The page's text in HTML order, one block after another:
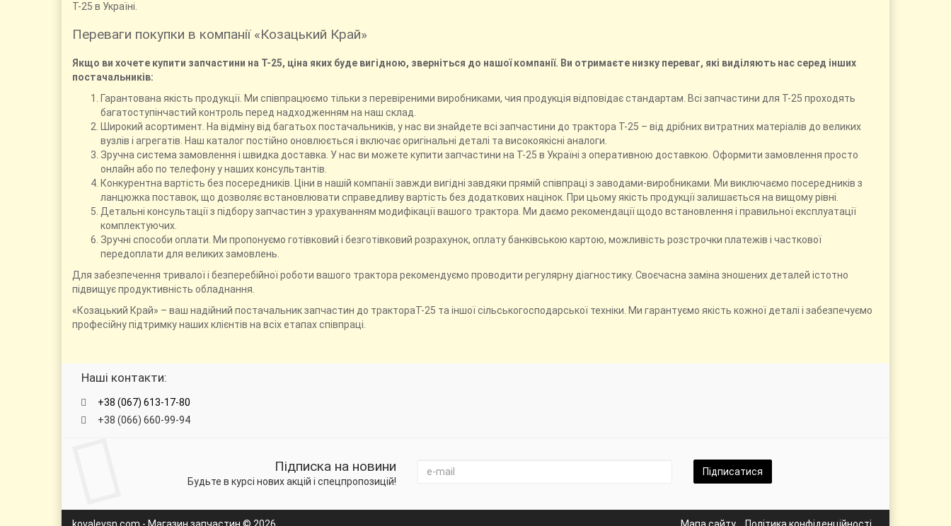
Т-25 в Україні.
Переваги покупки в компанії «Козацький Край»
Якщо ви хочете купити запчастини на Т-25, ціна яких буде вигідною, зверніться до нашої компанії. Ви отримаєте низку переваг, які виділяють нас серед інших
постачальників:
Гарантована якість продукції. Ми співпрацюємо тільки з перевіреними виробниками, чия продукція відповідає стандартам. Всі запчастини для Т-25 проходять
багатоступінчастий контроль перед надходженням на наш склад.
Широкий асортимент. На відміну від багатьох постачальників, у нас ви знайдете всі запчастини до трактора Т-25 – від дрібних витратних матеріалів до великих
вузлів і агрегатів. Наш каталог постійно оновлюється і включає оригінальні деталі та високоякісні аналоги.
Зручна система замовлення і швидка доставка. У нас ви можете купити запчастини на Т-25 в Україні з оперативною доставкою. Оформити замовлення просто
онлайн або по телефону у наших консультантів.
Конкурентна вартість без посередників. Ціни в нашій компанії завжди вигідні завдяки прямій співпраці з заводами-виробниками. Ми виключаємо посередників з
ланцюжка поставок, що дозволяє встановлювати справедливу вартість без додаткових націнок. При цьому якість продукції залишається на вищому рівні.
Детальні консультації з підбору запчастин з урахуванням модифікації вашого трактора. Ми даємо рекомендації щодо встановлення і правильної експлуатації
комплектуючих.
Зручні способи оплати. Ми пропонуємо готівковий і безготівковий розрахунок, оплату банківською картою, можливість розстрочки платежів і часткової
передоплати для великих замовлень.
Для забезпечення тривалої і безперебійної роботи вашого трактора рекомендуємо проводити регулярну діагностику. Своєчасна заміна зношених деталей істотно
підвищує продуктивність обладнання.
«Козацький Край» – ваш надійний постачальник запчастин до трактораТ-25 та іншої сільськогосподарської техніки. Ми гарантуємо якість кожної деталі і забезпечуємо
професійну підтримку наших клієнтів на всіх етапах співпраці.
Наші контакти:
+38 (067) 613-17-80
+38 (066) 660-99-94
Підписка на новини
Будьте в курсі нових акцій і спецпропозицій!
Підписатися